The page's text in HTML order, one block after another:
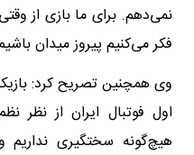
نمی‌دهم. برای ما بازی از
فکر می‌کنیم پیروز میدان
وی همچنین تصریح کرد:
اول فوتبال ایران از
هیچ‌گونه سختگیری